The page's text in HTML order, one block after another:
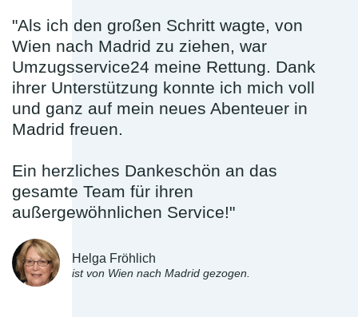
"Als ich den großen Schritt wagte, von
Wien nach Madrid zu ziehen, war
Umzugsservice24 meine Rettung. Dank
ihrer Unterstützung konnte ich mich voll
und ganz auf mein neues Abenteuer in
Madrid freuen.
Ein herzliches Dankeschön an das
gesamte Team für ihren
außergewöhnlichen Service!"
Helga Fröhlich
ist von Wien nach Madrid gezogen.